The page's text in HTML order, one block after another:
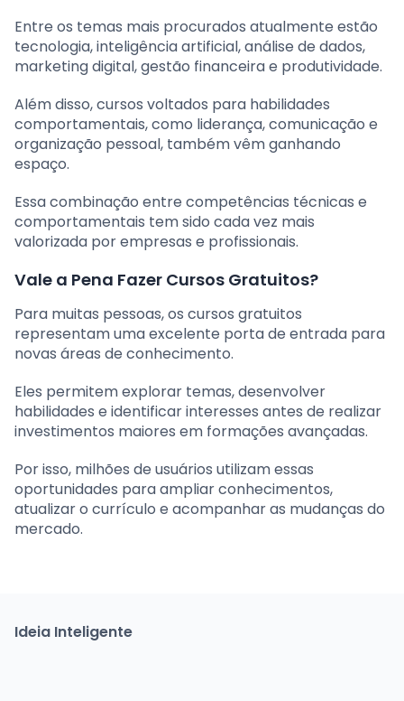
Entre os temas mais procurados atualmente estão
tecnologia, inteligência artificial, análise de dados,
marketing digital, gestão financeira e produtividade.
Além disso, cursos voltados para habilidades
comportamentais, como liderança, comunicação e
organização pessoal, também vêm ganhando
espaço.
Essa combinação entre competências técnicas e
comportamentais tem sido cada vez mais
valorizada por empresas e profissionais.
Vale a Pena Fazer Cursos Gratuitos?
Para muitas pessoas, os cursos gratuitos
representam uma excelente porta de entrada para
novas áreas de conhecimento.
Eles permitem explorar temas, desenvolver
habilidades e identificar interesses antes de realizar
investimentos maiores em formações avançadas.
Por isso, milhões de usuários utilizam essas
oportunidades para ampliar conhecimentos,
atualizar o currículo e acompanhar as mudanças do
mercado.
Ideia Inteligente